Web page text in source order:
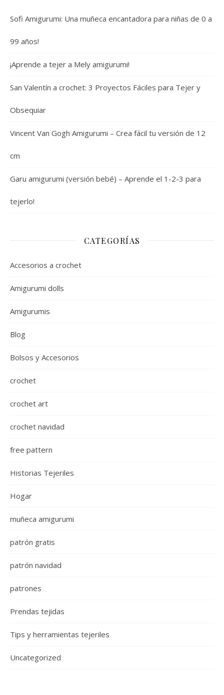
Sofi Amigurumi: Una muñeca encantadora para niñas de 0 a
99 años!
¡Aprende a tejer a Mely amigurumi!
San Valentín a crochet: 3 Proyectos Fáciles para Tejer y
Obsequiar
Vincent Van Gogh Amigurumi – Crea fácil tu versión de 12
cm
Garu amigurumi (versión bebé) – Aprende el 1-2-3 para
tejerlo!
CATEGORÍAS
Accesorios a crochet
Amigurumi dolls
Amigurumis
Blog
Bolsos y Accesorios
crochet
crochet art
crochet navidad
free pattern
Historias Tejeriles
Hogar
muñeca amigurumi
patrón gratis
patrón navidad
patrones
Prendas tejidas
Tips y herramientas tejeriles
Uncategorized